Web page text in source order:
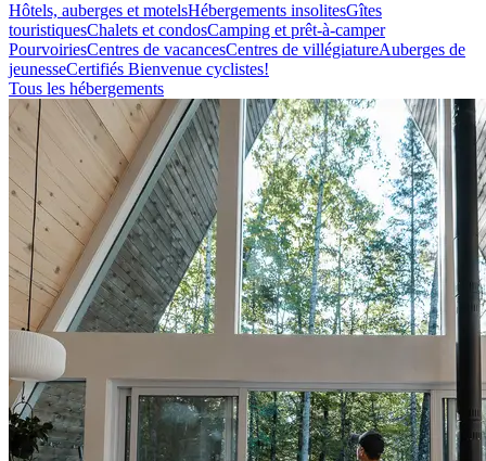
Hôtels, auberges et motelsHébergements insolitesGîtes
touristiquesChalets et condosCamping et prêt-à-camper
PourvoiriesCentres de vacancesCentres de villégiatureAuberges de
jeunesseCertifiés Bienvenue cyclistes!
Tous les hébergements